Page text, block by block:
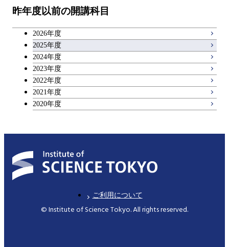
昨年度以前の開講科目
2026年度
2025年度
2024年度
2023年度
2022年度
2021年度
2020年度
ご利用について
© Institute of Science Tokyo. All rights reserved.